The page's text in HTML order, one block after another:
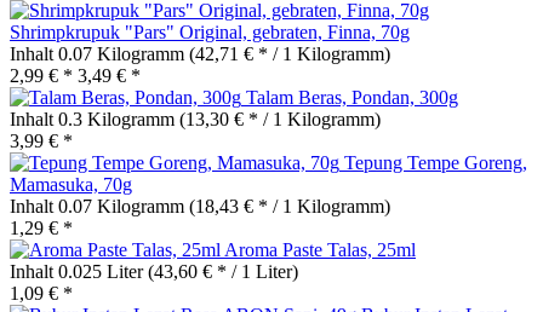
Shrimpkrupuk "Pars" Original, gebraten, Finna, 70g
Inhalt 0.07 Kilogramm (42,71 € * / 1 Kilogramm)
2,99 € * 3,49 € *
Talam Beras, Pondan, 300g
Inhalt 0.3 Kilogramm (13,30 € * / 1 Kilogramm)
3,99 € *
Tepung Tempe Goreng,
Mamasuka, 70g
Inhalt 0.07 Kilogramm (18,43 € * / 1 Kilogramm)
1,29 € *
Aroma Paste Talas, 25ml
Inhalt 0.025 Liter(43,60 € * / 1 Liter)
1,09 € *